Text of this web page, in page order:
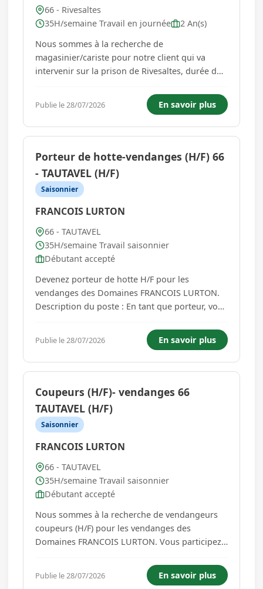
66 - Rivesaltes
35H/semaine Travail en journée
2 An(s)
Nous sommes à la recherche de
magasinier/cariste pour notre client qui va
intervenir sur la prison de Rivesaltes, durée du
octobre 2026. Session de recrutement par
l'entreprise utilisatrice en Septembre 2026. vos
missions seront : -gestion et suivi des co...
Publie le 28/07/2026 En savoir plus
Porteur de hotte-vendanges (H/F) 66
- TAUTAVEL (H/F)
Saisonnier
FRANCOIS LURTON
66 - TAUTAVEL
35H/semaine Travail saisonnier
Débutant accepté
Devenez porteur de hotte H/F pour les
vendanges des Domaines FRANCOIS LURTON.
Description du poste : En tant que porteur, vous
contacter Madame SORDELET au 06-75-13-48-
73...
Publie le 28/07/2026 En savoir plus
Coupeurs (H/F)- vendanges 66
TAUTAVEL (H/F)
Saisonnier
FRANCOIS LURTON
66 - TAUTAVEL
35H/semaine Travail saisonnier
Débutant accepté
Nous sommes à la recherche de vendangeurs
coupeurs (H/F) pour les vendanges des
Domaines FRANCOIS LURTON. Vous participez
directement Madame SORDELET au 06-75-13-
Publie le 28/07/2026 En savoir plus